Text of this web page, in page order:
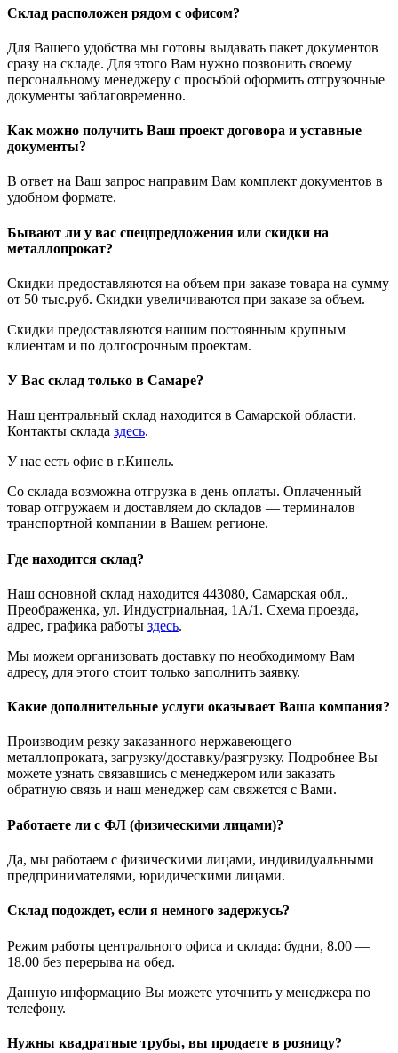
Склад расположен рядом с офисом?
Для Вашего удобства мы готовы выдавать пакет документов
сразу на складе. Для этого Вам нужно позвонить своему
персональному менеджеру с просьбой оформить отгрузочные
документы заблаговременно.
Как можно получить Ваш проект договора и уставные
документы?
В ответ на Ваш запрос направим Вам комплект документов в
удобном формате.
Бывают ли у вас спецпредложения или скидки на
металлопрокат?
Скидки предоставляются на объем при заказе товара на сумму
от 50 тыс.руб. Скидки увеличиваются при заказе за объем.
Скидки предоставляются нашим постоянным крупным
клиентам и по долгосрочным проектам.
У Вас склад только в Самаре?
Наш центральный склад находится в Самарской области.
Контакты склада здесь.
У нас есть офис в г.Кинель.
Со склада возможна отгрузка в день оплаты. Оплаченный
товар отгружаем и доставляем до складов — терминалов
транспортной компании в Вашем регионе.
Где находится склад?
Наш основной склад находится 443080, Самарская обл.,
Преображенка, ул. Индустриальная, 1А/1. Схема проезда,
адрес, графика работы здесь.
Мы можем организовать доставку по необходимому Вам
адресу, для этого стоит только заполнить заявку.
Какие дополнительные услуги оказывает Ваша компания?
Производим резку заказанного нержавеющего
металлопроката, загрузку/доставку/разгрузку. Подробнее Вы
можете узнать связавшись с менеджером или заказать
обратную связь и наш менеджер сам свяжется с Вами.
Работаете ли с ФЛ (физическими лицами)?
Да, мы работаем с физическими лицами, индивидуальными
предпринимателями, юридическими лицами.
Склад подождет, если я немного задержусь?
Режим работы центрального офиса и склада: будни, 8.00 —
18.00 без перерыва на обед.
Данную информацию Вы можете уточнить у менеджера по
телефону.
Нужны квадратные трубы, вы продаете в розницу?